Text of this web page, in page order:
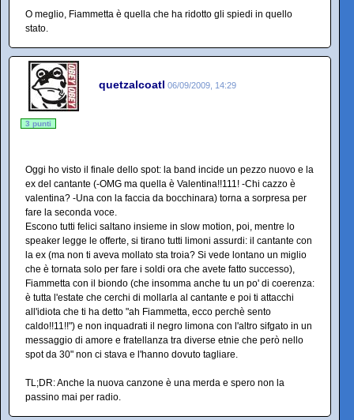
O meglio, Fiammetta è quella che ha ridotto gli spiedi in quello
stato.
quetzalcoatl 06/09/2009, 14:29
3 punti
Oggi ho visto il finale dello spot: la band incide un pezzo nuovo e la
ex del cantante (-OMG ma quella è Valentina!!111! -Chi cazzo è
valentina? -Una con la faccia da bocchinara) torna a sorpresa per
fare la seconda voce.
Escono tutti felici saltano insieme in slow motion, poi, mentre lo
speaker legge le offerte, si tirano tutti limoni assurdi: il cantante con
la ex (ma non ti aveva mollato sta troia? Si vede lontano un miglio
che è tornata solo per fare i soldi ora che avete fatto successo),
Fiammetta con il biondo (che insomma anche tu un po' di coerenza:
è tutta l'estate che cerchi di mollarla al cantante e poi ti attacchi
all'idiota che ti ha detto "ah Fiammetta, ecco perchè sento
caldo!!11!!") e non inquadrati il negro limona con l'altro sifgato in un
messaggio di amore e fratellanza tra diverse etnie che però nello
spot da 30" non ci stava e l'hanno dovuto tagliare.
TL;DR: Anche la nuova canzone è una merda e spero non la
passino mai per radio.